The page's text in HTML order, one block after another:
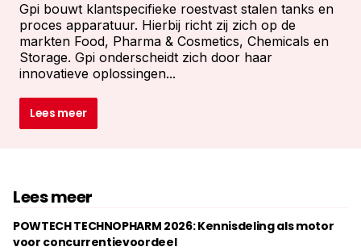
Gpi bouwt klantspecifieke roestvast stalen tanks en
proces apparatuur. Hierbij richt zij zich op de
markten Food, Pharma & Cosmetics, Chemicals en
Storage. Gpi onderscheidt zich door haar
innovatieve oplossingen...
Lees meer
Lees meer
POWTECH TECHNOPHARM 2026: Kennisdeling als motor
voor concurrentievoordeel